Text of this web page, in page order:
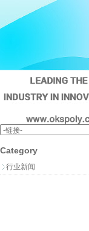
Category
行业新闻